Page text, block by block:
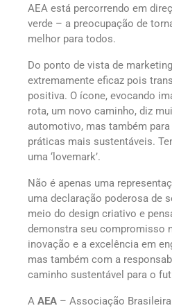
AEA está percorrendo em
verde – a preocupação de
melhor para todos.
Do ponto de vista de
extremamente eficaz pois
positiva. O ícone, evocando
rota, um novo caminho, diz
automotivo, mas também
práticas mais sustentáveis.
uma ‘lovemark’.
Não é apenas uma
uma declaração poderosa de
meio do design criativo e
demonstra seu compromisso
inovação e a excelência em
mas também com a
caminho sustentável para o
A AEA – Associação